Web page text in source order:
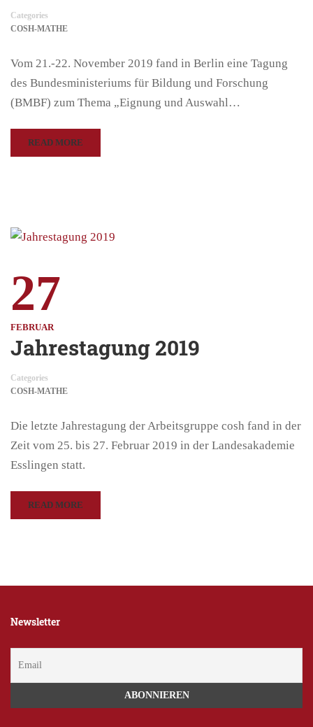
Categories
COSH-MATHE
Vom 21.-22. November 2019 fand in Berlin eine Tagung
des Bundesministeriums für Bildung und Forschung
(BMBF) zum Thema „Eignung und Auswahl…
READ MORE
27
FEBRUAR
Jahrestagung 2019
Categories
COSH-MATHE
Die letzte Jahrestagung der Arbeitsgruppe cosh fand in der
Zeit vom 25. bis 27. Februar 2019 in der Landesakademie
Esslingen statt.
READ MORE
Newsletter